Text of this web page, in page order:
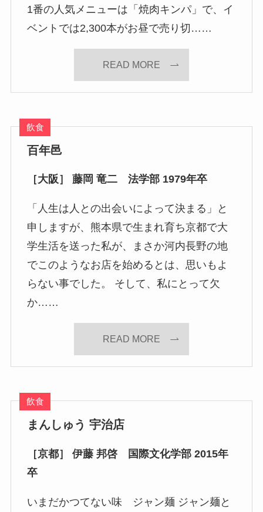
1番の人気メニューは「焼肉キンパ」で、イ
ベントでは2,300本がお昼で売り切……
READ MORE
飲食
百年邑
［大阪］ 藤岡 竜二 法学部 1979年卒
「人生は人との出会いによって決まる」と
申しますが、熊本県で生まれ育ち京都で大
学生活を送った私が、まさか河内長野の地
でこのようなお店を始めるとは、思いもよ
らない事でした。 そして、私にとって欠
か……
READ MORE
飲食
まんしゅう 宇治店
［京都］ 伊藤 邦啓 国際文化学部 2015年
卒
いまだかつてない味 ジャン麺 ジャン麺と